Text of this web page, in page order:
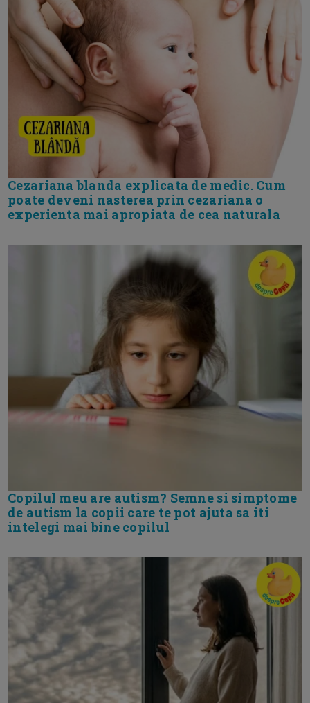
Cezariana blanda explicata de medic. Cum
poate deveni nasterea prin cezariana o
experienta mai apropiata de cea naturala
Copilul meu are autism? Semne si simptome
de autism la copii care te pot ajuta sa iti
intelegi mai bine copilul